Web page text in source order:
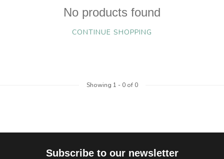
No products found
CONTINUE SHOPPING
Showing 1 - 0of 0
Subscribe to our newsletter